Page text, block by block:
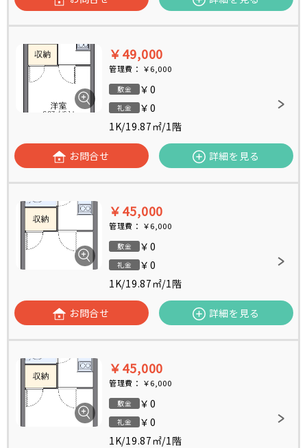
￥49,000
管理費： ￥6,000
敷金 ￥0
礼金
￥0
1K/19.87㎡/1階
お問合せ 詳細を見る
￥45,000
管理費： ￥6,000
敷金 ￥0
礼金
￥0
1K/19.87㎡/1階
お問合せ 詳細を見る
￥45,000
管理費： ￥6,000
敷金 ￥0
礼金
￥0
1K/19.87㎡/1階